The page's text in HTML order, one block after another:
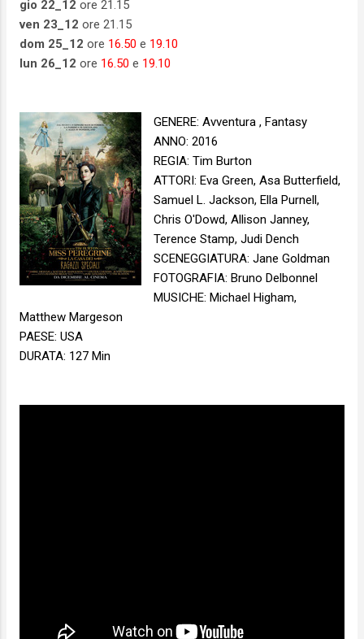
gio 22_12 ore 21.15
ven 23 _12 ore 21.15
dom 25_12 ore 16.50 e 19.10
lun 26_12 ore 16.50 e 19.10
GENERE: Avventura , Fantasy
ANNO: 2016
REGIA: Tim Burton
ATTORI: Eva Green, Asa Butterfield,
Samuel L. Jackson, Ella Purnell,
Chris O'Dowd, Allison Janney,
Terence Stamp, Judi Dench
SCENEGGIATURA: Jane Goldman
FOTOGRAFIA: Bruno Delbonnel
MUSICHE: Michael Higham,
Matthew Margeson
PAESE: USA
DURATA: 127 Min